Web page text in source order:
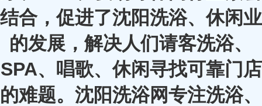
结合，促进了沈阳洗浴、休闲业
的发展，解决人们请客洗浴、
SPA、唱歌、休闲寻找可靠门店
的难题。沈阳洗浴网专注洗浴、